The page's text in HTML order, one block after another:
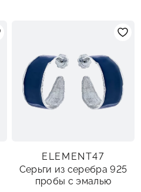
ELEMENT47
Серьги из серебра 925
пробы с эмалью